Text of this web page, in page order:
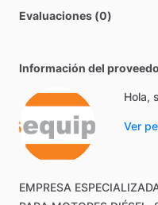
Evaluaciones (0)
Información del
Hola,
Ver
EMPRESA